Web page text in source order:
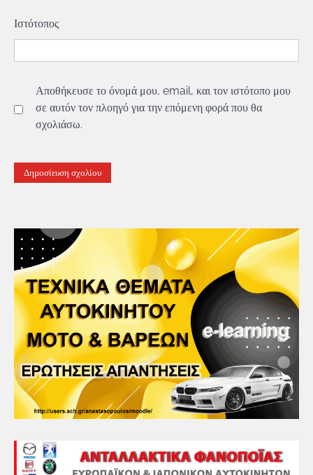
Ιστότοπος
Αποθήκευσε το όνομά μου, email, και τον ιστότοπο μου
σε αυτόν τον πλοηγό για την επόμενη φορά που θα
σχολιάσω.